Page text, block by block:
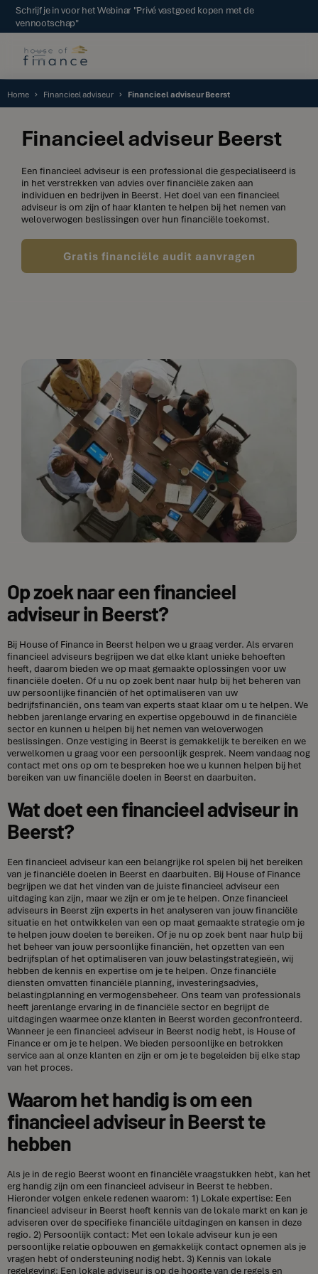
Schrijf je in voor het Webinar "Privé vastgoed kopen met de
vennootschap"
Home Financieel adviseur Financieel adviseur Beerst
Financieel adviseur Beerst
Een financieel adviseur is een professional die gespecialiseerd is
in het verstrekken van advies over financiële zaken aan
individuen en bedrijven in Beerst. Het doel van een financieel
adviseur is om zijn of haar klanten te helpen bij het nemen van
weloverwogen beslissingen over hun financiële toekomst.
Gratis financiële audit aanvragen
Op zoek naar een financieel
adviseur in Beerst?
Bij House of Finance in Beerst helpen we u graag verder. Als ervaren
financieel adviseurs begrijpen we dat elke klant unieke behoeften
heeft, daarom bieden we op maat gemaakte oplossingen voor uw
financiële doelen. Of u nu op zoek bent naar hulp bij het beheren van
uw persoonlijke financiën of het optimaliseren van uw
bedrijfsfinanciën, ons team van experts staat klaar om u te helpen. We
hebben jarenlange ervaring en expertise opgebouwd in de financiële
sector en kunnen u helpen bij het nemen van weloverwogen
beslissingen. Onze vestiging in Beerst is gemakkelijk te bereiken en we
verwelkomen u graag voor een persoonlijk gesprek. Neem vandaag nog
contact met ons op om te bespreken hoe we u kunnen helpen bij het
bereiken van uw financiële doelen in Beerst en daarbuiten.
Wat doet een financieel adviseur in
Beerst?
Een financieel adviseur kan een belangrijke rol spelen bij het bereiken
van je financiële doelen in Beerst en daarbuiten. Bij House of Finance
begrijpen we dat het vinden van de juiste financieel adviseur een
uitdaging kan zijn, maar we zijn er om je te helpen. Onze financieel
adviseurs in Beerst zijn experts in het analyseren van jouw financiële
situatie en het ontwikkelen van een op maat gemaakte strategie om je
te helpen jouw doelen te bereiken. Of je nu op zoek bent naar hulp bij
het beheer van jouw persoonlijke financiën, het opzetten van een
bedrijfsplan of het optimaliseren van jouw belastingstrategieën, wij
hebben de kennis en expertise om je te helpen. Onze financiële
diensten omvatten financiële planning, investeringsadvies,
belastingplanning en vermogensbeheer. Ons team van professionals
heeft jarenlange ervaring in de financiële sector en begrijpt de
uitdagingen waarmee onze klanten in Beerst worden geconfronteerd.
Wanneer je een financieel adviseur in Beerst nodig hebt, is House of
Finance er om je te helpen. We bieden persoonlijke en betrokken
service aan al onze klanten en zijn er om je te begeleiden bij elke stap
van het proces.
Waarom het handig is om een
financieel adviseur in Beerst te
hebben
Als je in de regio Beerst woont en financiële vraagstukken hebt, kan het
erg handig zijn om een financieel adviseur in Beerst te hebben.
Hieronder volgen enkele redenen waarom: 1) Lokale expertise: Een
financieel adviseur in Beerst heeft kennis van de lokale markt en kan je
adviseren over de specifieke financiële uitdagingen en kansen in deze
regio. 2) Persoonlijk contact: Met een lokale adviseur kun je een
persoonlijke relatie opbouwen en gemakkelijk contact opnemen als je
vragen hebt of ondersteuning nodig hebt. 3) Kennis van lokale
regelgeving: Een lokale adviseur is op de hoogte van de regels en